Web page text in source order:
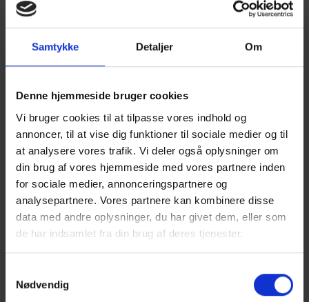
Samtykke Detaljer Om
Denne hjemmeside bruger cookies
Vi bruger cookies til at tilpasse vores indhold og
annoncer, til at vise dig funktioner til sociale medier og til
at analysere vores trafik. Vi deler også oplysninger om
din brug af vores hjemmeside med vores partnere inden
for sociale medier, annonceringspartnere og
analysepartnere. Vores partnere kan kombinere disse
data med andre oplysninger, du har givet dem, eller som
de har indsamlet fra din brug af deres tjenester.
Nødvendig
Af emner der behandles i grupperne kan nævnes, EU-
handel, EUs kommende momsreform, optimering af
likviditet, løbende fokus på fradragsregler og korrekt
dokumentation...... og meget mere!
Alle emner på momsområdet er altså i spil..... bare byd ind
med et emne.